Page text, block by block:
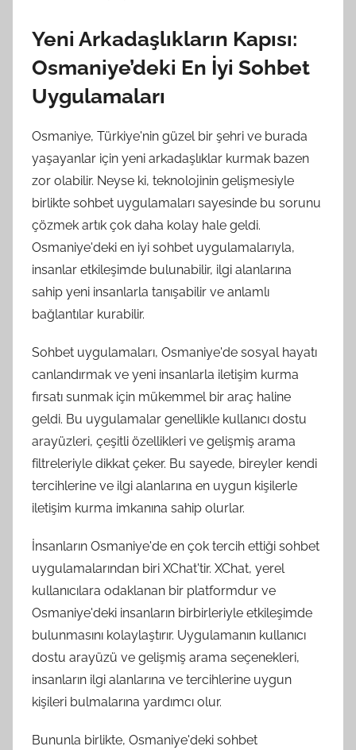
Yeni Arkadaşlıkların Kapısı:
Osmaniye’deki En İyi Sohbet
Uygulamaları
Osmaniye, Türkiye'nin güzel bir şehri ve burada
yaşayanlar için yeni arkadaşlıklar kurmak bazen
zor olabilir. Neyse ki, teknolojinin gelişmesiyle
birlikte sohbet uygulamaları sayesinde bu sorunu
çözmek artık çok daha kolay hale geldi.
Osmaniye'deki en iyi sohbet uygulamalarıyla,
insanlar etkileşimde bulunabilir, ilgi alanlarına
sahip yeni insanlarla tanışabilir ve anlamlı
bağlantılar kurabilir.
Sohbet uygulamaları, Osmaniye'de sosyal hayatı
canlandırmak ve yeni insanlarla iletişim kurma
fırsatı sunmak için mükemmel bir araç haline
geldi. Bu uygulamalar genellikle kullanıcı dostu
arayüzleri, çeşitli özellikleri ve gelişmiş arama
filtreleriyle dikkat çeker. Bu sayede, bireyler kendi
tercihlerine ve ilgi alanlarına en uygun kişilerle
iletişim kurma imkanına sahip olurlar.
İnsanların Osmaniye'de en çok tercih ettiği sohbet
uygulamalarından biri XChat'tir. XChat, yerel
kullanıcılara odaklanan bir platformdur ve
Osmaniye'deki insanların birbirleriyle etkileşimde
bulunmasını kolaylaştırır. Uygulamanın kullanıcı
dostu arayüzü ve gelişmiş arama seçenekleri,
insanların ilgi alanlarına ve tercihlerine uygun
kişileri bulmalarına yardımcı olur.
Bununla birlikte, Osmaniye'deki sohbet